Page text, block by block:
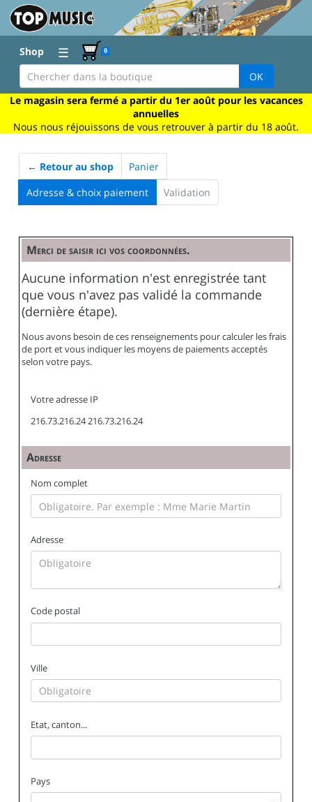
Shop ☰ 0
OK
Le magasin sera fermé a partir du 1er août pour les vacances
annuelles
Nous nous réjouissons de vous retrouver à partir du 18 août.
← Retour au shop
Panier
Adresse & choix paiement
Validation
Merci de saisir ici vos coordonnées.
Aucune information n'est enregistrée tant
que vous n'avez pas validé la commande
(dernière étape).
Nous avons besoin de ces renseignements pour calculer les frais
de port et vous indiquer les moyens de paiements acceptés
selon votre pays.
Votre adresse IP
216.73.216.24 216.73.216.24
Adresse
Nom complet
Adresse
Code postal
Ville
Etat, canton...
Pays